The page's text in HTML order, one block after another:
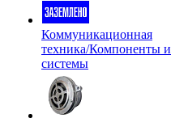
Коммуникационная
техника/Компоненты и
системы